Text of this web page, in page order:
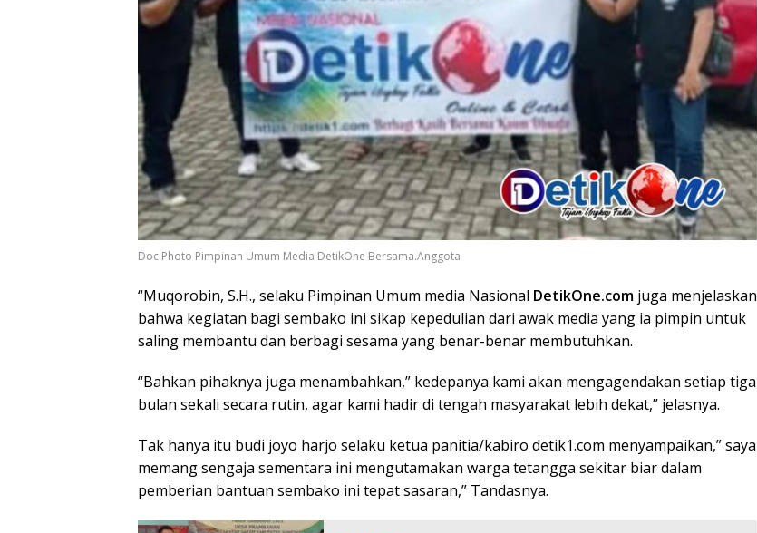
Doc.Photo Pimpinan Umum Media DetikOne Bersama.Anggota
“Muqorobin, S.H., selaku Pimpinan Umum media Nasional DetikOne.com juga menjelaskan
bahwa kegiatan bagi sembako ini sikap kepedulian dari awak media yang ia pimpin untuk
saling membantu dan berbagi sesama yang benar-benar membutuhkan.
“Bahkan pihaknya juga menambahkan,” kedepanya kami akan mengagendakan setiap tiga
bulan sekali secara rutin, agar kami hadir di tengah masyarakat lebih dekat,” jelasnya.
Tak hanya itu budi joyo harjo selaku ketua panitia/kabiro detik1.com menyampaikan,” saya
memang sengaja sementara ini mengutamakan warga tetangga sekitar biar dalam
pemberian bantuan sembako ini tepat sasaran,” Tandasnya.